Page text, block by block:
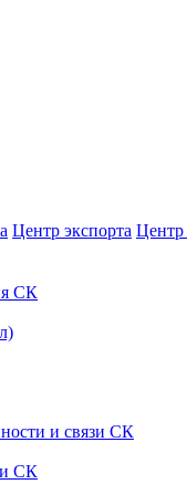
Центр экспорта
СК
и связи СК
СК